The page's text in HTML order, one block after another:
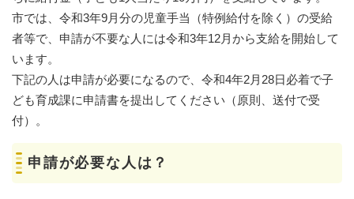
市では、令和3年9月分の児童手当（特例給付を除く）の受給
者等で、申請が不要な人には令和3年12月から支給を開始して
います。
下記の人は申請が必要になるので、令和4年2月28日必着で子
ども育成課に申請書を提出してください（原則、送付で受
付）。
申請が必要な人は？